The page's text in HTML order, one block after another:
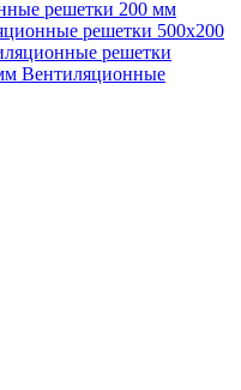
решетки 200 мм
решетки 500х200
решетки
Вентиляционные